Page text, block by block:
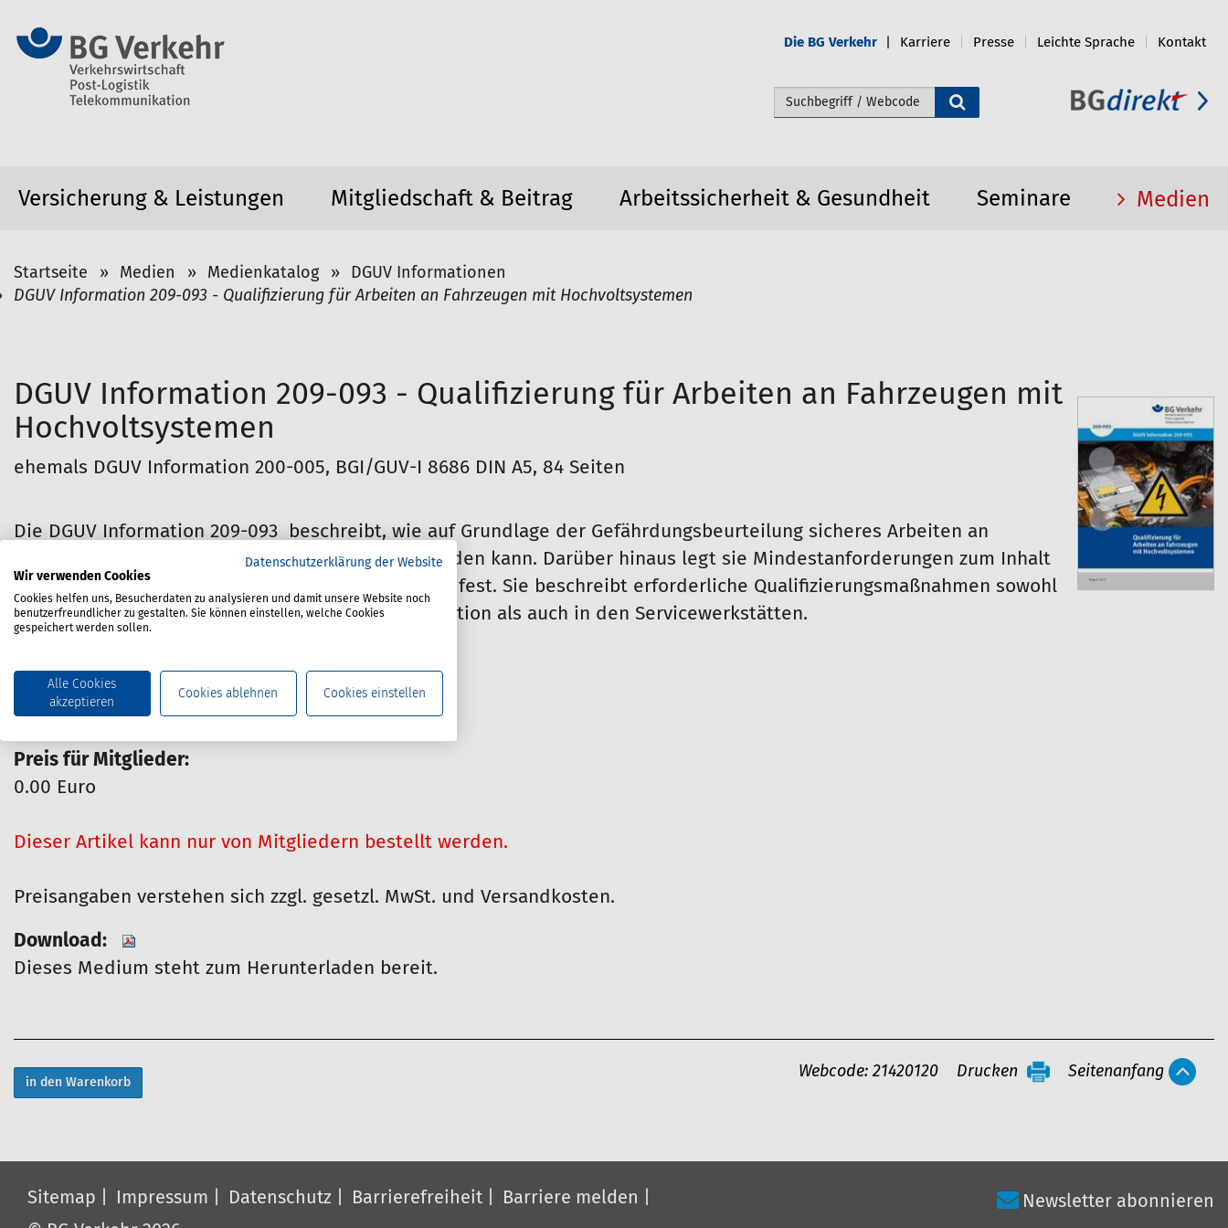
Die BG Verkehr Karriere Presse Leichte Sprache Kontakt
Webseite durchsuchen
Versicherung & Leistungen Mitgliedschaft & Beitrag Arbeitssicherheit & Gesundheit Seminare Medien
S
i
n
d
h
e
:
Startseite Medien Medienkatalog
DGUV Informationen
DGUV Information 209-093 - Qualifizierung für Arbeiten an Fahrzeugen mit Hochvoltsystemen
DGUV Information 209-093 - Qualifizierung für Arbeiten an Fahrzeugen mit
Hochvoltsystemen
ehemals DGUV Information 200-005, BGI/GUV-I 8686 DIN A5, 84 Seiten
Die DGUV Information 209-093 beschreibt, wie auf Grundlage der Gefährdungsbeurteilung sicheres Arbeiten an
Fahrzeugen mit Hochvoltsystemen organisiert werden kann. Darüber hinaus legt sie Mindestanforderungen zum Inhalt
und Umfang des jeweiligen Qualifizierungsbedarfs fest. Sie beschreibt erforderliche Qualifizierungsmaßnahmen sowohl
für Arbeiten in Forschung, Entwicklung und Produktion als auch in den Servicewerkstätten.
Materialnummer: 670-200-096
Stand: 08/2021
Preis für Mitglieder:
0.00 Euro
Dieser Artikel kann nur von Mitgliedern bestellt werden.
Preisangaben verstehen sich zzgl. gesetzl. MwSt. und Versandkosten.
Download:
Dieses Medium steht zum Herunterladen bereit.
A
r
Webcode: 21420120 Drucken Seitenanfang
Sitemap Impressum Datenschutz Barrierefreiheit
Barriere melden
Newsletter abonnieren
Datenschutzerklärung der Website
Wir verwenden Cookies
Cookies helfen uns, Besucherdaten zu analysieren und damit unsere Website noch
benutzerfreundlicher zu gestalten. Sie können einstellen, welche Cookies
gespeichert werden sollen.
Alle Cookies
akzeptieren
Cookies ablehnen Cookies einstellen